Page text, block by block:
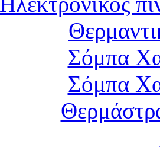
Σόμπα
Σόμπα